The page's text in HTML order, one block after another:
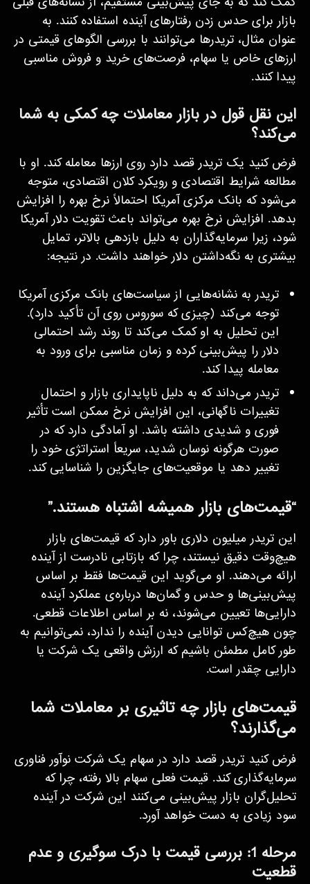
بازار برای حدس زدن رفتارهای آینده استفاده کنند. به
عنوان مثال، تریدرها می‌توانند با بررسی الگوهای قیمتی در
ارزهای خاص یا سهام، فرصت‌های خرید و فروش مناسبی
پیدا کنند.
این نقل قول در بازار معاملات چه کمکی به شما
می‌کند؟
فرض کنید یک تریدر قصد دارد روی ارزها معامله کند. او با
مطالعه شرایط اقتصادی و رویکرد کلان اقتصادی، متوجه
می‌شود که بانک مرکزی آمریکا احتمالاً نرخ بهره را افزایش
بدهد. افزایش نرخ بهره می‌تواند باعث تقویت دلار آمریکا
شود، زیرا سرمایه‌گذاران به دلیل بازدهی بالاتر، تمایل
بیشتری به نگه‌داشتن دلار خواهند داشت. در نتیجه:
تریدر به نشانه‌هایی از سیاست‌های بانک مرکزی آمریکا
توجه می‌کند (چیزی که سوروس روی آن تأکید دارد).
این تحلیل به او کمک می‌کند تا روند رشد احتمالی
دلار را پیش‌بینی کرده و زمان مناسبی برای ورود به
معامله پیدا کند.
تریدر می‌داند که به دلیل ناپایداری بازار و احتمال
تغییرات ناگهانی، این افزایش نرخ ممکن است تأثیر
فوری و شدیدی داشته باشد. او آمادگی دارد که در
صورت هرگونه نوسان شدید، سریعاً استراتژی خود را
تغییر دهد یا موقعیت‌های جایگزین را شناسایی کند.
“قیمت‌های بازار همیشه اشتباه‌ هستند.”
این تریدر میلیون دلاری باور دارد که قیمت‌های بازار
هیچ‌وقت دقیق نیستند، چرا که بازتابی نادرست از آینده
ارائه می‌دهند. او می‌گوید این قیمت‌ها فقط بر اساس
پیش‌بینی‌ها و حدس و گمان‌ها درباره‌ی عملکرد آینده
دارایی‌ها تعیین می‌شوند، نه بر اساس اطلاعات قطعی.
چون هیچ‌کس توانایی دیدن آینده را ندارد، نمی‌توانیم به
طور کامل مطمئن باشیم که ارزش واقعی یک شرکت یا
دارایی چقدر است.
قیمت‌های بازار چه تاثیری بر معاملات شما
می‌گذارند؟
فرض کنید تریدر قصد دارد در سهام یک شرکت نوآور فناوری
سرمایه‌گذاری کند. قیمت فعلی سهام بالا رفته، چرا که
تحلیل‌گران بازار پیش‌بینی می‌کنند این شرکت در آینده
سود زیادی به دست خواهد آورد.
مرحله 1: بررسی قیمت با درک سوگیری و عدم
قطعیت